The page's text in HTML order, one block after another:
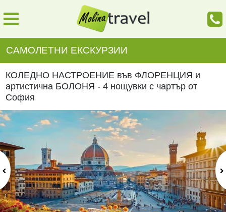
САМОЛЕТНИ ЕКСКУРЗИИ
КОЛЕДНО НАСТРОЕНИЕ във ФЛОРЕНЦИЯ и
артистична БОЛОНЯ - 4 нощувки с чартър от
София